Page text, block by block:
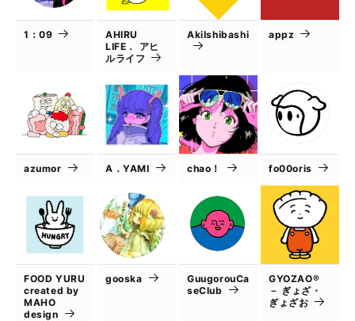
1：09
AHIRU
LIFE． アヒ
ルライフ
AkiIshibashi appz
azumor A．YAMI chao！ fo00oris
FOOD YURU
created by
MAHO
design
gooska
GuugorouCa
seClub
GYOZAO®
－ ぎょざ・
ぎょざお